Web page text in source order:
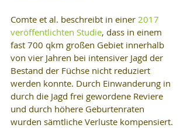
Comte et al. beschreibt in einer 2017
veröffentlichten Studie, dass in einem
fast 700 qkm großen Gebiet innerhalb
von vier Jahren bei intensiver Jagd der
Bestand der Füchse nicht reduziert
werden konnte. Durch Einwanderung in
durch die Jagd frei gewordene Reviere
und durch höhere Geburtenraten
wurden sämtliche Verluste kompensiert.